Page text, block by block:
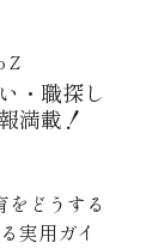
・職探し
満載！
をどうする
実用ガイ